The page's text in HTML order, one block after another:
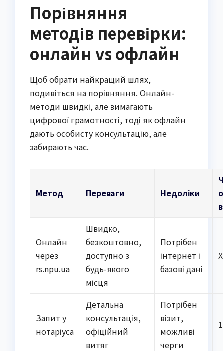
Порівняння
методів перевірки:
онлайн vs офлайн
Щоб обрати найкращий шлях,
подивіться на порівняння. Онлайн-
методи швидкі, але вимагають
цифрової грамотності, тоді як офлайн
дають особисту консультацію, але
забирають час.
Метод Переваги Недоліки
Онлайн
через
rs.npu.ua
Швидко,
безкоштовно,
доступно з
будь-якого
місця
Потрібен
інтернет і
базові дані
Запит у
нотаріуса
Детальна
консультація,
офіційний
витяг
Потрібен
візит,
можливі
черги